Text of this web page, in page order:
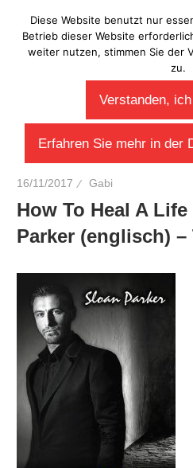
Inhalt
springen
16/11/2017 Gabi
How To Heal A
Parker (englisch) –
Diese Website benutzt nur
Betrieb dieser Website
weiter nutzen, stimmen Sie der
zu.
Verstanden,
Erfahren Sie mehr in der